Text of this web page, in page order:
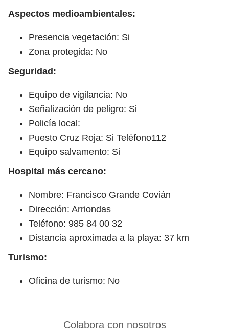
Aspectos medioambientales:
Presencia vegetación: Si
Zona protegida: No
Seguridad:
Equipo de vigilancia: No
Señalización de peligro: Si
Policía local:
Puesto Cruz Roja: Si Teléfono112
Equipo salvamento: Si
Hospital más cercano:
Nombre: Francisco Grande Covián
Dirección: Arriondas
Teléfono: 985 84 00 32
Distancia aproximada a la playa: 37 km
Turismo:
Oficina de turismo: No
Colabora con nosotros